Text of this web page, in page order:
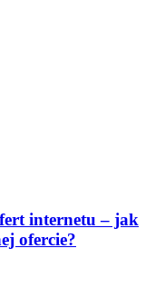
internetu – jak
ofercie?